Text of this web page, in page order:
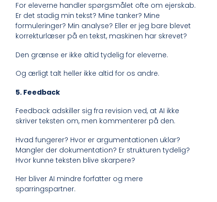
For eleverne handler spørgsmålet ofte om ejerskab.
Er det stadig min tekst? Mine tanker? Mine
formuleringer? Min analyse? Eller er jeg bare blevet
korrekturlæser på en tekst, maskinen har skrevet?
Den grænse er ikke altid tydelig for eleverne.
Og ærligt talt heller ikke altid for os andre.
5. Feedback
Feedback adskiller sig fra revision ved, at AI ikke
skriver teksten om, men kommenterer på den.
Hvad fungerer? Hvor er argumentationen uklar?
Mangler der dokumentation? Er strukturen tydelig?
Hvor kunne teksten blive skarpere?
Her bliver AI mindre forfatter og mere
sparringspartner.